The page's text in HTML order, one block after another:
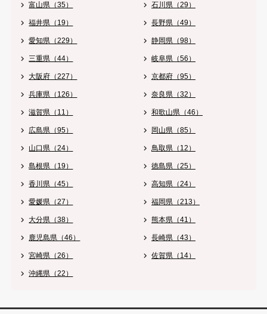
富山県（35） 石川県（29）
福井県（19） 長野県（49）
愛知県（229） 静岡県（98）
三重県（44） 岐阜県（56）
大阪府（227） 京都府（95）
兵庫県（126） 奈良県（32）
滋賀県（11） 和歌山県（46）
広島県（95） 岡山県（85）
山口県（24） 鳥取県（12）
島根県（19） 徳島県（25）
香川県（45） 高知県（24）
愛媛県（27） 福岡県（213）
大分県（38） 熊本県（41）
鹿児島県（46） 長崎県（43）
宮崎県（26） 佐賀県（14）
沖縄県（22）